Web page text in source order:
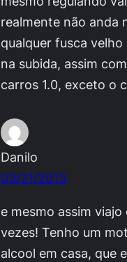
realmente não anda
qualquer fusca velho
na subida, assim
carros 1.0, exceto o
Danilo
03/21/2013
e mesmo assim viajo
vezes! Tenho um
alcool em casa, que